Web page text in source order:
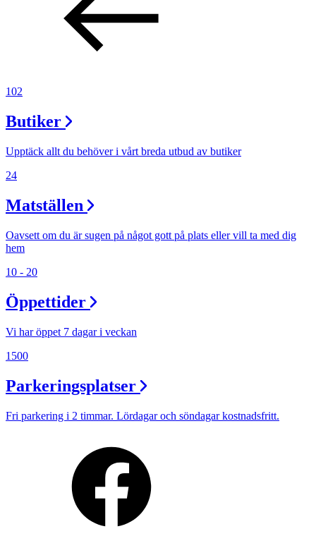
Lediga jobb
Magasin
Tryggare handel
Frågor & svar om parkering
Parkering
102
Butiker
Upptäck allt du behöver i vårt breda utbud av butiker
24
Matställen
Oavsett om du är sugen på något gott på plats eller vill ta med dig
hem
10 - 20
Öppettider
Vi har öppet 7 dagar i veckan
1500
Parkeringsplatser
Fri parkering i 2 timmar. Lördagar och söndagar kostnadsfritt.